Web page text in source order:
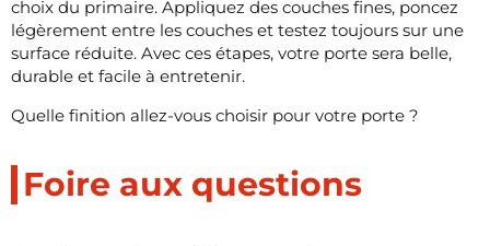
choix du primaire. Appliquez des couches fines, poncez
légèrement entre les couches et testez toujours sur une
surface réduite. Avec ces étapes, votre porte sera belle,
durable et facile à entretenir.
Quelle finition allez-vous choisir pour votre porte ?
Foire aux questions